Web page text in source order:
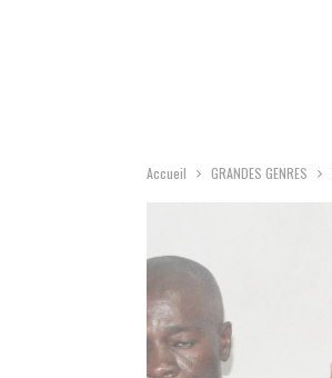
Accueil GRANDES GENRES